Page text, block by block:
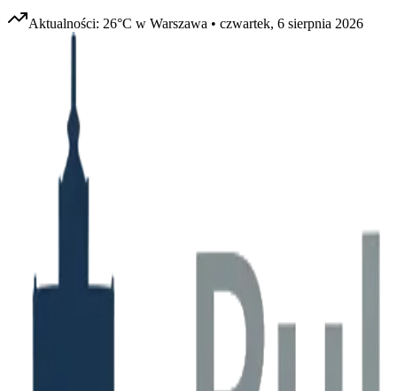
Aktualności: 26°C w Warszawa • czwartek, 6 sierpnia 2026